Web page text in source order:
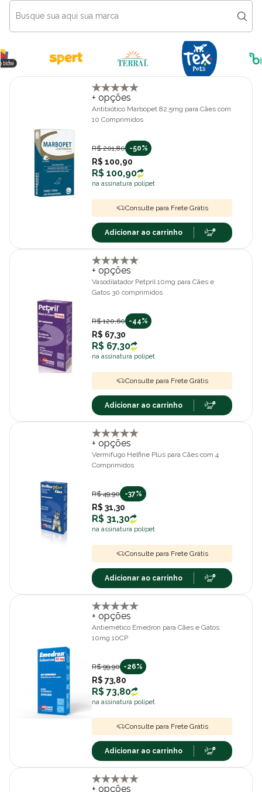
+ opções
Antibiótico Marbopet 82,5mg para Cães com
10 Comprimidos
R$ 201,80 -50%
R$ 100,90
R$ 100,90
na assinatura polipet
Consulte para Frete Grátis
Adicionar ao carrinho
+ opções
Vasodilatador Petpril 10mg para Cães e
Gatos 30 comprimidos
R$ 120,60 -44%
R$ 67,30
R$ 67,30
na assinatura polipet
Consulte para Frete Grátis
Adicionar ao carrinho
+ opções
Vermifugo Helfine Plus para Cães com 4
Comprimidos
R$ 49,90 -37%
R$ 31,30
R$ 31,30
na assinatura polipet
Consulte para Frete Grátis
Adicionar ao carrinho
+ opções
Antiemético Emedron para Cães e Gatos
10mg 10CP
R$ 99,90 -26%
R$ 73,80
R$ 73,80
na assinatura polipet
Consulte para Frete Grátis
Adicionar ao carrinho
+ opções